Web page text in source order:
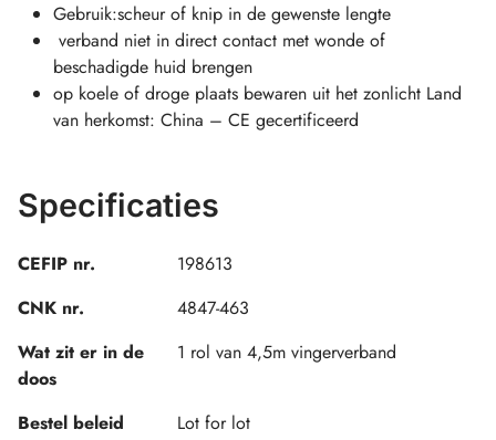
Gebruik:scheur of knip in de gewenste lengte
verband niet in direct contact met wonde of
beschadigde huid brengen
op koele of droge plaats bewaren uit het zonlicht Land
van herkomst: China – CE gecertificeerd
Specificaties
CEFIP nr.
198613
CNK nr.
4847-463
Wat zit er in de
doos
1 rol van 4,5m vingerverband
Bestel beleid Lot for lot